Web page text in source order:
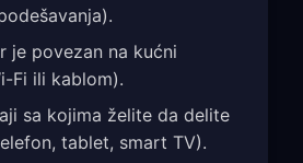
je povezan na kućni
Fi ili kablom).
sa kojima želite da delite
tablet, smart TV).